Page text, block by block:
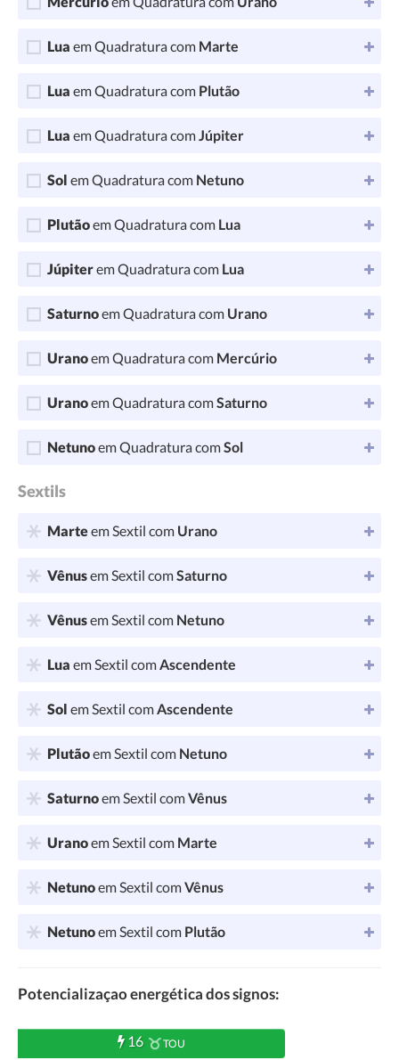
Lua em Quadratura com Marte
Lua em Quadratura com Plutão
Lua em Quadratura comJúpiter
Sol em Quadratura com Netuno
Plutãoem Quadratura com Lua
Júpiterem Quadratura com Lua
Saturnoem Quadratura com Urano
Uranoem Quadratura com Mercúrio
Uranoem Quadratura comSaturno
Netunoem Quadratura comSol
Sextils
Marteem Sextil com Urano
Vênusem Sextil comSaturno
Vênusem Sextil com Netuno
Lua em Sextil comAscendente
Sol em Sextil comAscendente
Plutãoem Sextil com Netuno
Saturnoem Sextil comVênus
Uranoem Sextil com Marte
Netunoem Sextil comVênus
Netunoem Sextil com Plutão
Potencializaçao energética dos signos:
16 TOU